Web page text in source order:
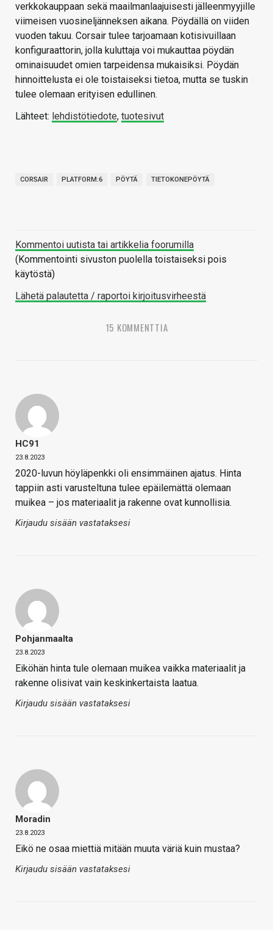
verkkokauppaan sekä maailmanlaajuisesti jälleenmyyjille
viimeisen vuosineljänneksen aikana. Pöydällä on viiden
vuoden takuu. Corsair tulee tarjoamaan kotisivuillaan
konfiguraattorin, jolla kuluttaja voi mukauttaa pöydän
ominaisuudet omien tarpeidensa mukaisiksi. Pöydän
hinnoittelusta ei ole toistaiseksi tietoa, mutta se tuskin
tulee olemaan erityisen edullinen.
Lähteet: lehdistötiedote, tuotesivut
CORSAIR PLATFORM:6 PÖYTÄ TIETOKONEPÖYTÄ
Kommentoi uutista tai artikkelia foorumilla
(Kommentointi sivuston puolella toistaiseksi pois
käytöstä)
Lähetä palautetta / raportoi kirjoitusvirheestä
15 KOMMENTTIA
HC91
23.8.2023
2020-luvun höyläpenkki oli ensimmäinen ajatus. Hinta
tappiin asti varusteltuna tulee epäilemättä olemaan
muikea – jos materiaalit ja rakenne ovat kunnollisia.
Kirjaudu sisään vastataksesi
Pohjanmaalta
23.8.2023
Eiköhän hinta tule olemaan muikea vaikka materiaalit ja
rakenne olisivat vain keskinkertaista laatua.
Kirjaudu sisään vastataksesi
Moradin
23.8.2023
Eikö ne osaa miettiä mitään muuta väriä kuin mustaa?
Kirjaudu sisään vastataksesi